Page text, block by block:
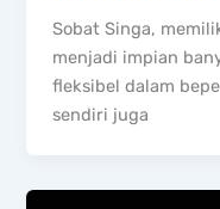
Sobat Singa,
menjadi impian
fleksibel dalam
sendiri juga